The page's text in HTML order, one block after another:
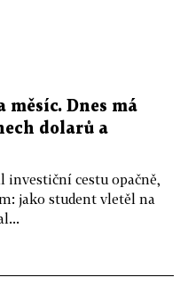
měsíc. Dnes má
dolarů a
investiční cestu opačně,
jako student vletěl na